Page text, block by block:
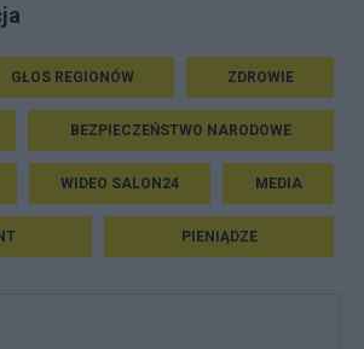
GŁOS REGIONÓW ZDROWIE
BEZPIECZEŃSTWO NARODOWE
WIDEO SALON24 MEDIA
PIENIĄDZE